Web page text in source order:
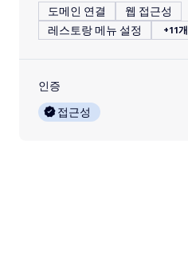
도메인 연결
웹 접근성
레스토랑 메뉴 설정
+11개
인증
접근성